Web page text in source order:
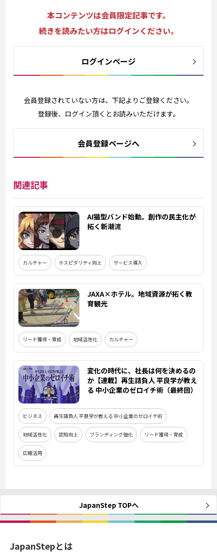
本コンテンツは会員限定記事です。
続きを読みたい方はログインください。
ログインページ
会員登録されていない方は、下記よりご登録ください。
登録後、ログイン頂くとお読みいただけます。
会員登録ページへ
関連記事
AI猫型バンド始動。創作の民主化が
拓く新潮流
カルチャー ホスピタリティ向上 サービス導入
JAXA×ホテル。地域資源が拓く教
育観光
リード獲得・育成 地域活性化 カルチャー
変化の時代に、社長は何を決めるの
か【連載】再生請負人 平良学が教え
る 中小企業のゼロイチ術（最終回）
ビジネス 再生請負人 平良学が教える 中小企業のゼロイチ術
地域活性化 認知向上 ブランディング強化 リード獲得・育成
広報活用
JapanStep TOPへ
JapanStepとは